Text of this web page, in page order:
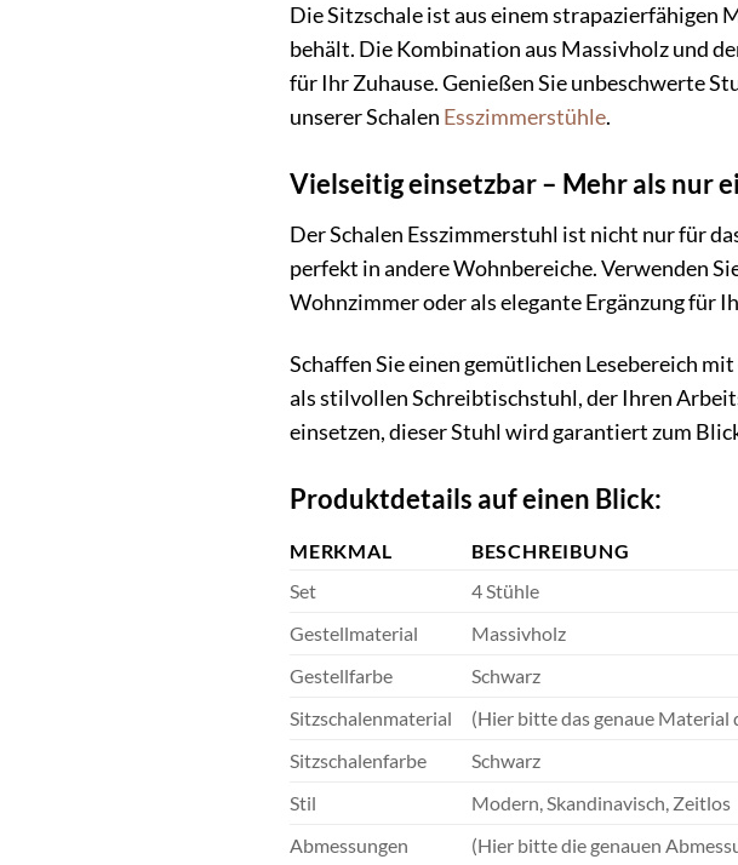
Die Sitzschale ist aus einem strapazierfähigen
behält. Die Kombination aus Massivholz und
für Ihr Zuhause. Genießen Sie unbeschwerte
unserer Schalen Esszimmerstühle.
Vielseitig einsetzbar – Mehr als nur
Der Schalen Esszimmerstuhl ist nicht nur für
perfekt in andere Wohnbereiche. Verwenden
Wohnzimmer oder als elegante Ergänzung für
Schaffen Sie einen gemütlichen Lesebereich
als stilvollen Schreibtischstuhl, der Ihren
einsetzen, dieser Stuhl wird garantiert zum
Produktdetails auf einen Blick:
MERKMAL
BESCHREIBUNG
Set
4 Stühle
Gestellmaterial
Massivholz
Gestellfarbe
Schwarz
Sitzschalenmaterial
(Hier bitte das genaue Material
Sitzschalenfarbe
Schwarz
Stil
Modern, Skandinavisch, Zeitlos
Abmessungen
(Hier bitte die genauen